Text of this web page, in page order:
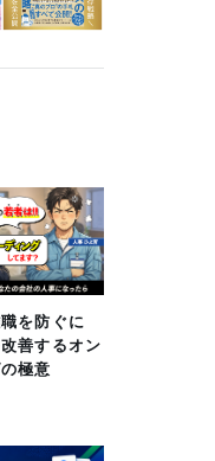
を防ぐに
善するオン
極意